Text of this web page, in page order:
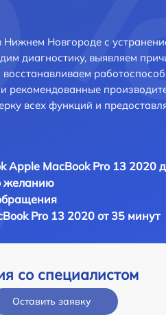
Новгороде с
диагностику, выявляем
рекомендованные
всех функций и
Apple MacBook Pro 13 2020
желанию
Pro 13 2020 от 35 минут
со специалистом
Оставить заявку